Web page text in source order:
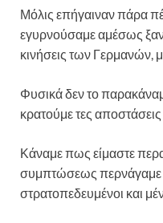
Μόλις επήγαιναν πάρα
εγυρνούσαμε αμέσως
κινήσεις των Γερμανών,
Φυσικά δεν το
κρατούμε τες
Κάναμε πως είμαστε
συμπτώσεως περνάγαμε
στρατοπεδευμένοι και